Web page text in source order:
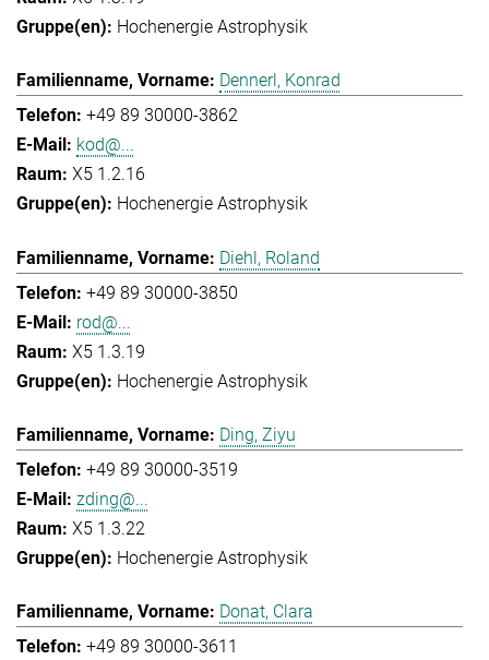
Hochenergie Astrophysik
Dennerl, Konrad
+49 89 30000-3862
kod@...
X5 1.2.16
Hochenergie Astrophysik
Diehl, Roland
+49 89 30000-3850
rod@...
X5 1.3.19
Hochenergie Astrophysik
Ding, Ziyu
+49 89 30000-3519
zding@...
X5 1.3.22
Hochenergie Astrophysik
Donat, Clara
+49 89 30000-3611